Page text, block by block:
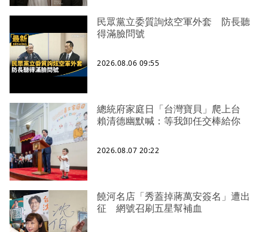
民眾黨立委質詢炫空軍外套 防長聽
得滿臉問號
2026.08.06 09:55
總統府家庭日「台灣寶貝」爬上台
賴清德幽默喊：等我卸任交棒給你
2026.08.07 20:22
饒河名店「秀蓋掉蔣萬安簽名」遭出
征 網號召刷五星幫補血